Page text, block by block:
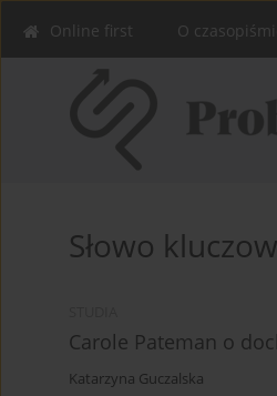
Online first O
Słowo
Carole Pateman o
Katarzyna Guczalska